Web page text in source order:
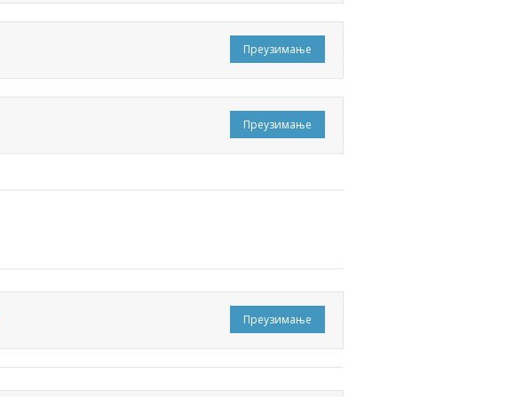
Преузимање
Преузимање
Преузимање